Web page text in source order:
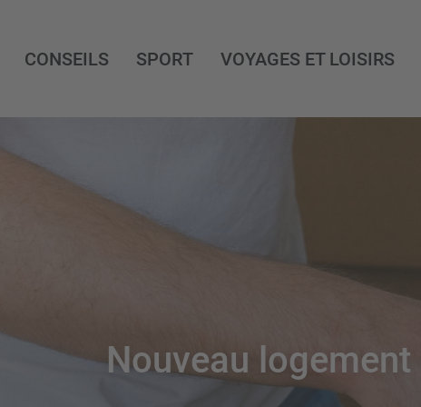
CONSEILS SPORT VOYAGES ET LOISIRS
Nouveau logement